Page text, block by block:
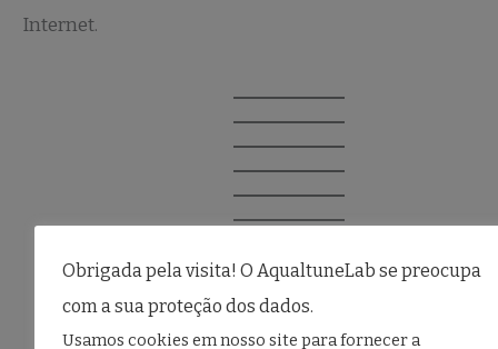
Internet.
Obrigada pela visita! O AqualtuneLab se preocupa
com a sua proteção dos dados.
Usamos cookies em nosso site para fornecer a